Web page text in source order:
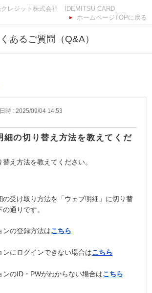
ホームページTOPに戻る
あるご質問（Q&A）
時 : 2025/09/04 14:53
細の切り替え方法を教えてくだ
え方法を教えてください。
の受け取り方法を「ウェブ明細」に切り替
通りです。
ンの登録方法はこちら
ンにログインできない場合はこちら
ンのID・PWがわからない場合はこちら